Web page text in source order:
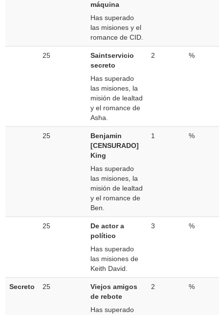
máquina
Has superado
las misiones y el
romance de CID.
25
Saintservicio
secreto
Has superado
las misiones, la
misión de lealtad
y el romance de
Asha.
2 %
25
Benjamin
[CENSURADO]
King
Has superado
las misiones, la
misión de lealtad
y el romance de
Ben.
1 %
25
De actor a
político
Has superado
las misiones de
Keith David.
3 %
Secreto 25
Viejos amigos
de rebote
Has superado
2 %